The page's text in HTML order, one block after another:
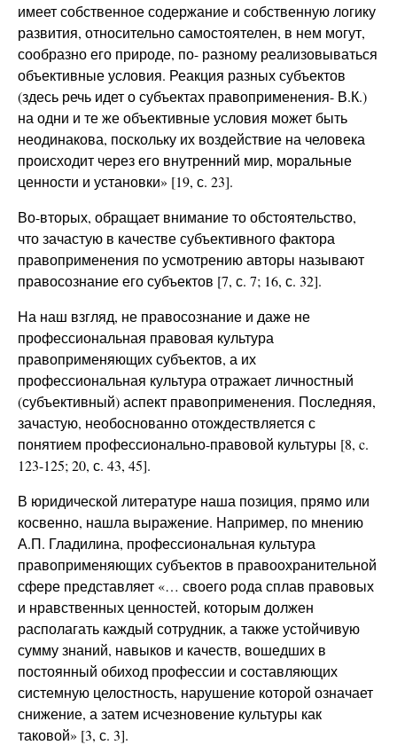
имеет собственное содержание и собственную логику
развития, относительно самостоятелен, в нем могут,
сообразно его природе, по- разному реализовываться
объективные условия. Реакция разных субъектов
(здесь речь идет о субъектах правоприменения- В.К.)
на одни и те же объективные условия может быть
неодинакова, поскольку их воздействие на человека
происходит через его внутренний мир, моральные
ценности и установки» [19, с. 23].
Во-вторых, обращает внимание то обстоятельство,
что зачастую в качестве субъективного фактора
правоприменения по усмотрению авторы называют
правосознание его субъектов [7, с. 7; 16, с. 32].
На наш взгляд, не правосознание и даже не
профессиональная правовая культура
правоприменяющих субъектов, а их
профессиональная культура отражает личностный
(субъективный) аспект правоприменения. Последняя,
зачастую, необоснованно отождествляется с
понятием профессионально-правовой культуры [8, c.
123-125; 20, с. 43, 45].
В юридической литературе наша позиция, прямо или
косвенно, нашла выражение. Например, по мнению
А.П. Гладилина, профессиональная культура
правоприменяющих субъектов в правоохранительной
сфере представляет «… своего рода сплав правовых
и нравственных ценностей, которым должен
располагать каждый сотрудник, а также устойчивую
сумму знаний, навыков и качеств, вошедших в
постоянный обиход профессии и составляющих
системную целостность, нарушение которой означает
снижение, а затем исчезновение культуры как
таковой» [3, с. 3].